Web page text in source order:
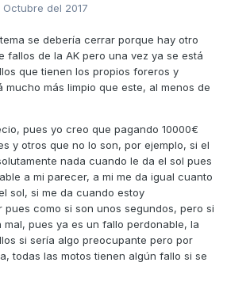
Octubre del 2017
se debería cerrar porque hay otro
fallos de la AK pero una vez ya se está
que tienen los propios foreros y
mucho más limpio que este, al menos de
pues yo creo que pagando 10000€
y otros que no lo son, por ejemplo, si el
nada cuando le da el sol pues
a mi parecer, a mi me da igual cuanto
sol, si me da cuando estoy
como si son unos segundos, pero si
pues ya es un fallo perdonable, la
si sería algo preocupante pero por
todas las motos tienen algún fallo si se